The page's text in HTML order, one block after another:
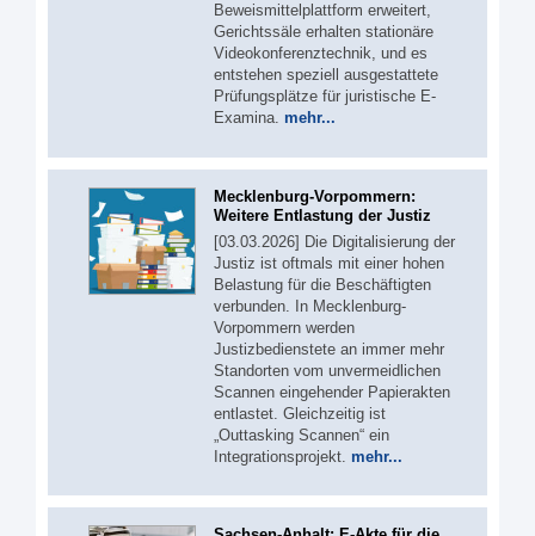
Beweismittelplattform erweitert,
Gerichtssäle erhalten stationäre
Videokonferenztechnik, und es
entstehen speziell ausgestattete
Prüfungsplätze für juristische E-
Examina. mehr...
Mecklenburg-Vorpommern:
Weitere Entlastung der Justiz
[03.03.2026] Die Digitalisierung der
Justiz ist oftmals mit einer hohen
Belastung für die Beschäftigten
verbunden. In Mecklenburg-
Vorpommern werden
Justizbedienstete an immer mehr
Standorten vom unvermeidlichen
Scannen eingehender Papierakten
entlastet. Gleichzeitig ist
„Outtasking Scannen“ ein
Integrationsprojekt. mehr...